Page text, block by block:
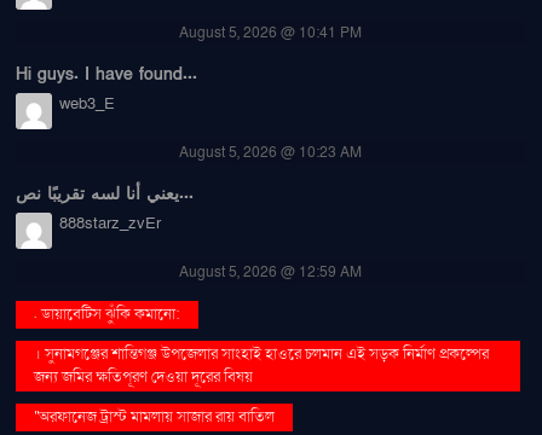
August 5, 2026 @ 10:41 PM
Hi guys. I have found...
web3_E
August 5, 2026 @ 10:23 AM
يعني أنا لسه تقريبًا نص...
888starz_zvEr
August 5, 2026 @ 12:59 AM
. ডায়াবেটিস ঝুঁকি কমানো:
। সুনামগঞ্জের শান্তিগঞ্জ উপজেলার সাংহাই হাওরে চলমান এই সড়ক নির্মাণ প্রকল্পের
জন্য জমির ক্ষতিপূরণ দেওয়া দূরের বিষয়
''অরফানেজ ট্রাস্ট মামলায় সাজার রায় বাতিল